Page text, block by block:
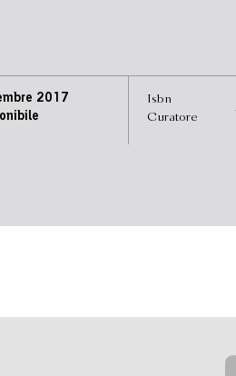
2017
Isbn
Curatore